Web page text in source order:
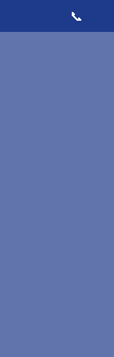
📞